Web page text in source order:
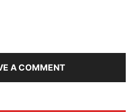
A COMMENT